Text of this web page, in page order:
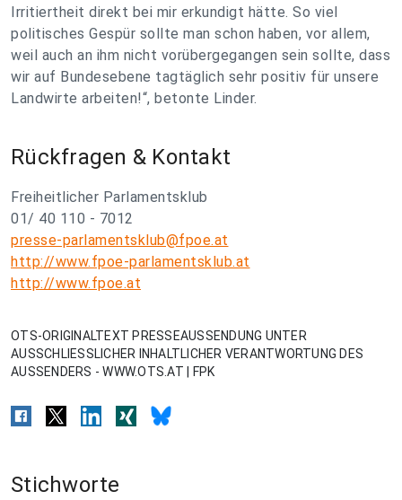
Irritiertheit direkt bei mir erkundigt hätte. So viel
politisches Gespür sollte man schon haben, vor allem,
weil auch an ihm nicht vorübergegangen sein sollte, dass
wir auf Bundesebene tagtäglich sehr positiv für unsere
Landwirte arbeiten!“, betonte Linder.
Rückfragen & Kontakt
Freiheitlicher Parlamentsklub
01/ 40 110 - 7012
presse-parlamentsklub@fpoe.at
http://www.fpoe-parlamentsklub.at
http://www.fpoe.at
OTS-ORIGINALTEXT PRESSEAUSSENDUNG UNTER
AUSSCHLIESSLICHER INHALTLICHER VERANTWORTUNG DES
AUSSENDERS - WWW.OTS.AT | FPK
Stichworte